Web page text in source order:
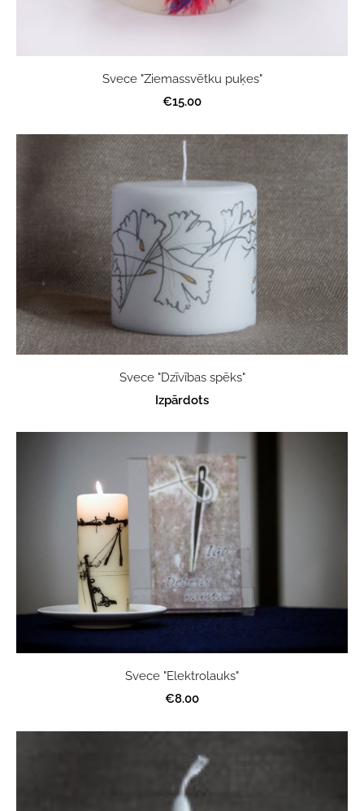
Svece "Ziemassvētku puķes"
€15.00
Svece "Dzīvības spēks"
Izpārdots
Svece "Elektrolauks"
€8.00